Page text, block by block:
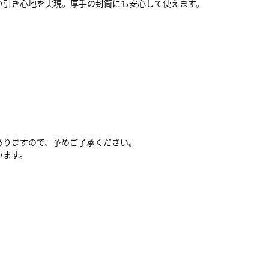
き心地を実現。厚手の封筒にも安心して使えます。
ますので、予めご了承ください。
す。